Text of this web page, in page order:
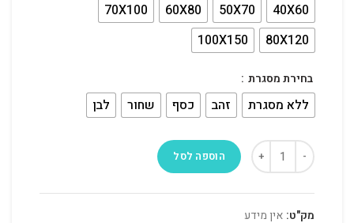
40X60
50X70
60X80
70X100
80X120
100X150
בחירת מסגרת
ללא מסגרת זהב כסף שחור לבן
הוספה לסל
מק"ט: אין מידע